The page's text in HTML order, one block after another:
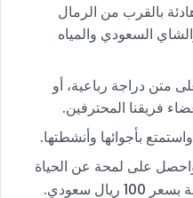
بالقرب من الرمال
السعودي والمياه
متن دراجة رباعية، أو
فريقنا المحترفين.
بأجوائها وأنشطتها.
على لمحة عن الحياة